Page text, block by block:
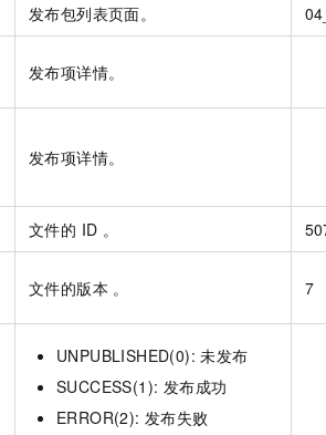
发布包列表页面。
发布项详情。
发布项详情。
文件的 ID 。
文件的版本 。 7
UNPUBLISHED(0): 未发布
SUCCESS(1): 发布成功
ERROR(2): 发布失败